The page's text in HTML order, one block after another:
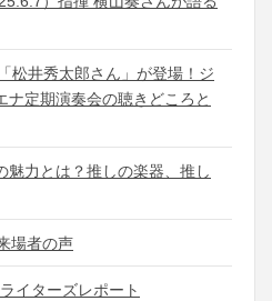
松井秀太郎さん」が登場！ジ
ナ定期演奏会の聴きどころと
魅力とは？推しの楽器、推し
場者の声
イターズレポート